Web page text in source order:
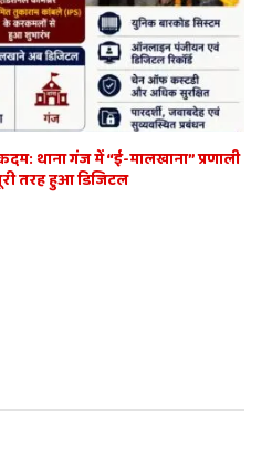
थाना गंज में “ई-मालखाना” प्रणाली
तरह हुआ डिजिटल